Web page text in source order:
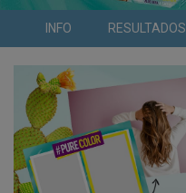
INFO RESULTADOS